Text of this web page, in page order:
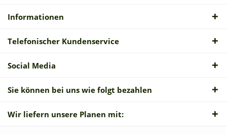
Informationen
Telefonischer Kundenservice
Social Media
Sie können bei uns wie folgt bezahlen
Wir liefern unsere Planen mit: